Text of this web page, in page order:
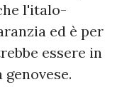
l'italo-
ed è per
essere in